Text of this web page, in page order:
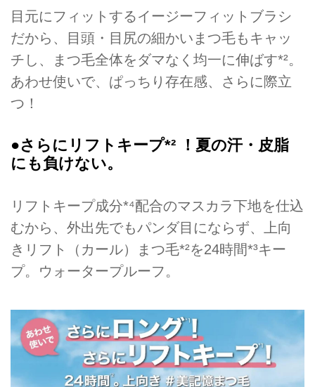
目元にフィットするイージーフィットブラシ
だから、目頭・目尻の細かいまつ毛もキャッ
チし、まつ毛全体をダマなく均一に伸ばす*²。
あわせ使いで、ぱっちり存在感、さらに際立
つ！
●さらにリフトキープ*² ！夏の汗・皮脂
にも負けない。
リフトキープ成分*⁴配合のマスカラ下地を仕込
むから、外出先でもパンダ目にならず、上向
きリフト（カール）まつ毛*²を24時間*³キー
プ。ウォータープルーフ。